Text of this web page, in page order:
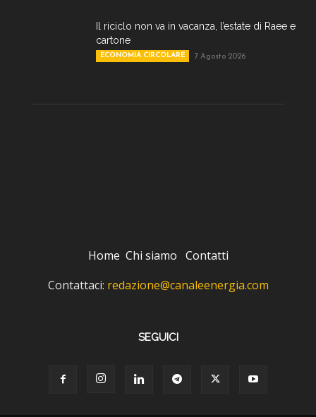
Il riciclo non va in vacanza, l’estate di Raee e
cartone
ECONOMIA CIRCOLARE 7 Agosto 2026
Home Chi siamo Contatti
Contattaci: redazione@canaleenergia.com
SEGUICI